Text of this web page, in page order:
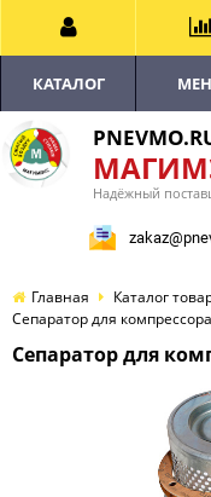
Надёжный
КАТАЛОГ
Главная Каталог
Сепаратор для
Сепаратор для